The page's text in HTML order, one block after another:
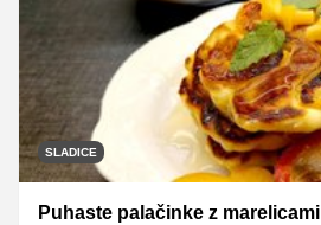
SLADICE
Puhaste palačinke z marelicami